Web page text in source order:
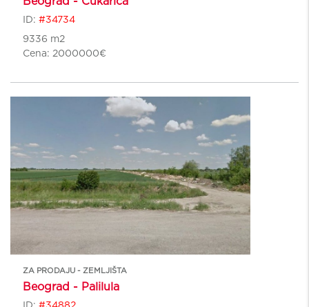
ID: #34734
9336 m2
Cena: 2000000€
ZA PRODAJU - ZEMLJIŠTA
Beograd - Palilula